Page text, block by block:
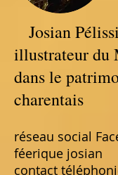
Josian
illustrateur du
dans le
charentais
réseau social
féerique josian
contact